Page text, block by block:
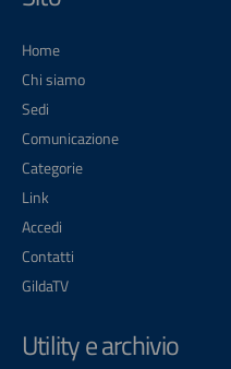
Home
Chi siamo
Sedi
Comunicazione
Categorie
Link
Accedi
Contatti
GildaTV
Utility e archivio